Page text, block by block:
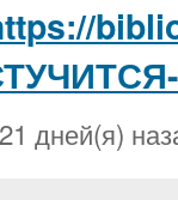
дней(я)